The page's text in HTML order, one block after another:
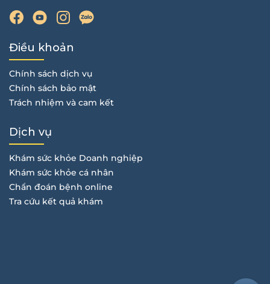
Điều khoản
Chính sách dịch vụ
Chính sách bảo mật
Trách nhiệm và cam kết
Dịch vụ
Khám sức khỏe Doanh nghiệp
Khám sức khỏe cá nhân
Chẩn đoán bệnh online
Tra cứu kết quả khám